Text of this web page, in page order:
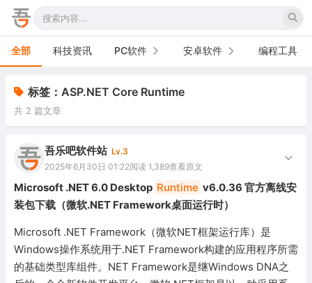
全部 科技资讯 PC软件
办公软件
网络软件
图形图像
游戏娱乐
安全防御
系统下载
安卓软件
手机软件
电视软件
车机软件
编程工具
标签：ASP.NET Core Runtime
共 2 篇文章
吾乐吧软件站 Lv.3
2025年6月30日 01:22阅读 1,389查看原文
Microsoft .NET 6.0 Desktop Runtime v6.0.36 官方离线安
装包下载（微软.NET Framework桌面运行时）
Microsoft .NET Framework（微软NET框架运行库）是
Windows操作系统用于.NET Framework构建的应用程序所需
的基础类型库组件。NET Framework是继Windows DNA之